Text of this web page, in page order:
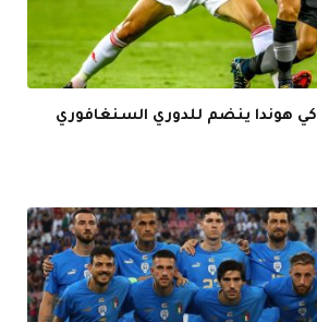
كيسوكي هوندا ينضم للدوري السنغافوري